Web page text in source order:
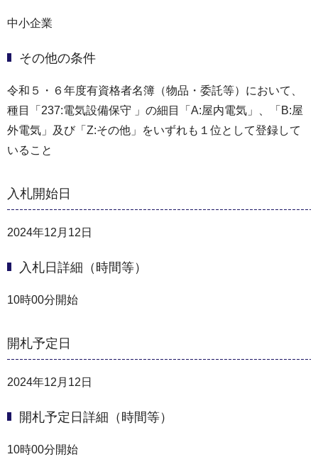
中小企業
その他の条件
令和５・６年度有資格者名簿（物品・委託等）において、
種目「237:電気設備保守 」の細目「A:屋内電気」、「B:屋
外電気」及び「Z:その他」をいずれも１位として登録して
いること
入札開始日
2024年12月12日
入札日詳細（時間等）
10時00分開始
開札予定日
2024年12月12日
開札予定日詳細（時間等）
10時00分開始